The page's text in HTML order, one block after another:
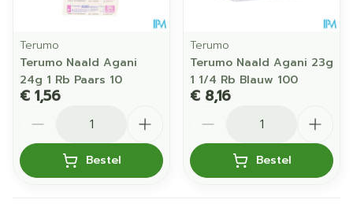
Terumo
Terumo Naald Agani
24g 1 Rb Paars 10
€ 1,56
Bestel
Terumo
Terumo Naald Agani 23g
1 1/4 Rb Blauw 100
€ 8,16
Bestel